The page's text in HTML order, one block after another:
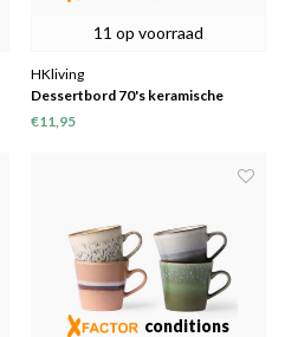
11 op voorraad
HKliving
Dessertbord 70's keramische
"tornado" Ø17,5cm set van 2
€11,95
conditions